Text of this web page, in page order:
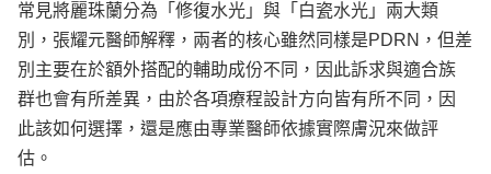
常見將麗珠蘭分為「修復水光」與「白瓷水光」兩大類
別，張耀元醫師解釋，兩者的核心雖然同樣是PDRN，但差
別主要在於額外搭配的輔助成份不同，因此訴求與適合族
群也會有所差異，由於各項療程設計方向皆有所不同，因
此該如何選擇，還是應由專業醫師依據實際膚況來做評
估。